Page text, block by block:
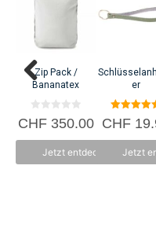
Zip Pack /
Bananatex
0
v
CHF350.00
Jetzt entdecken
er
5.00
von 5
CHF
Jetzt